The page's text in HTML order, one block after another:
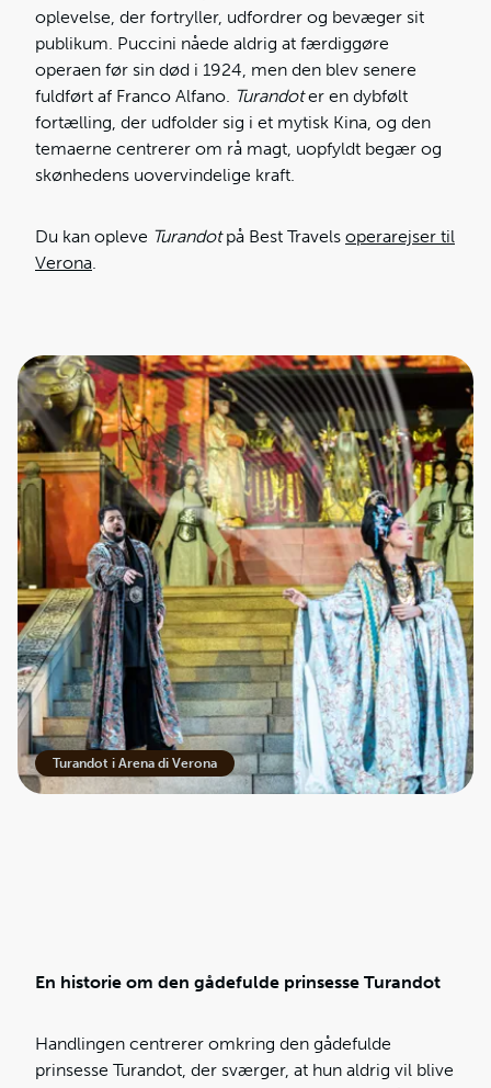
oplevelse, der fortryller, udfordrer og bevæger sit
publikum. Puccini nåede aldrig at færdiggøre
operaen før sin død i 1924, men den blev senere
fuldført af Franco Alfano. Turandoter en dybfølt
fortælling, der udfolder sig i et mytisk Kina, og den
temaerne centrerer om rå magt, uopfyldt begær og
skønhedens uovervindelige kraft.
Du kan opleve Turandotpå Best Travels operarejser til
Verona.
Turandot i Arena di Verona
En historie om den gådefulde prinsesse Turandot
Handlingen centrerer omkring den gådefulde
prinsesse Turandot, der sværger, at hun aldrig vil blive